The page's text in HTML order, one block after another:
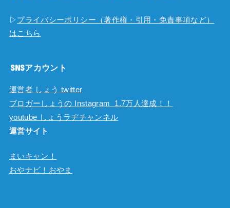
▷ プライバシーポリシー（著作権・引用・免責事項など）
はこちら
SNSアカウント
運営者 しょう twitter
ブロガーしょうの Instagram 1.7万人達成！！
youtube しょうラヂチャンネル
運営サイト
まいキャン！
おやナビ！おやま